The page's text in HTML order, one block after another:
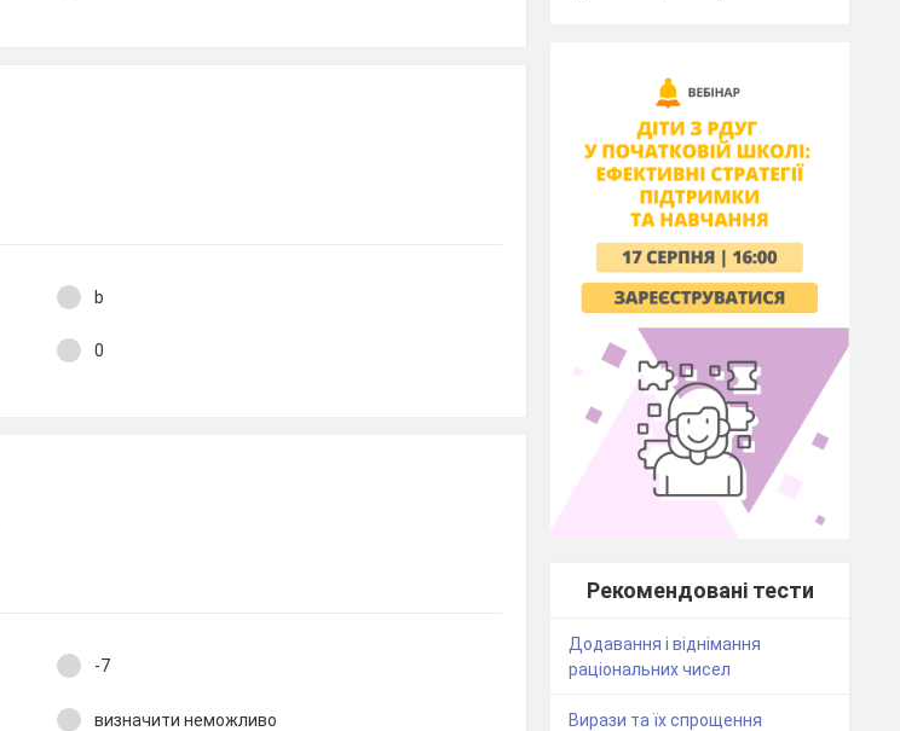
b
0
-7
визначити неможливо
Рекомендовані тести
Додавання і віднімання
раціональних чисел
Вирази та їх спрощення